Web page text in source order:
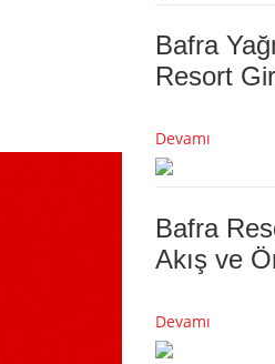
Bafra
Resort
Devamı
Bafra
Akış ve
Devamı